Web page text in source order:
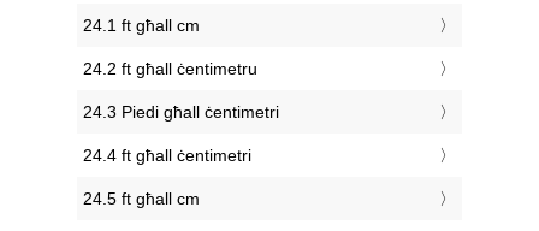
24.1 ft għall cm
24.2 ft għall ċentimetru
24.3 Piedi għall ċentimetri
24.4 ft għall ċentimetri
24.5 ft għall cm